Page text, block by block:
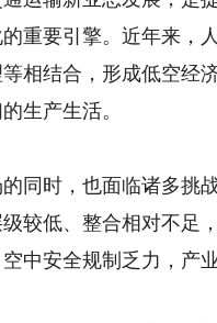
重要引擎。近年来，
相结合，形成低空经
生产生活。
时，也面临诸多挑战
较低、整合相对不足
中安全规制乏力，产